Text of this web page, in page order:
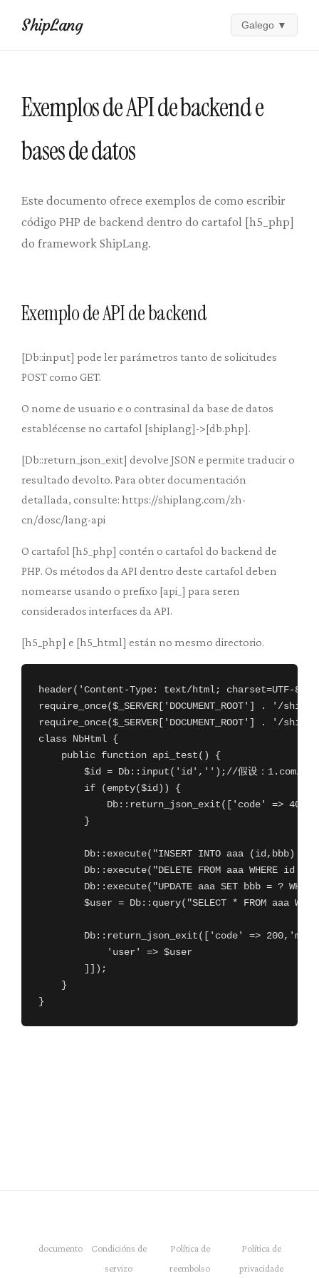
ShipLang Galego ▼
Exemplos de API de backend e
bases de datos
Este documento ofrece exemplos de como escribir
código PHP de backend dentro do cartafol [h5_php]
do framework ShipLang.
Exemplo de API de backend
[Db::input] pode ler parámetros tanto de solicitudes
POST como GET.
O nome de usuario e o contrasinal da base de datos
establécense no cartafol [shiplang]->[db.php].
[Db::return_json_exit] devolve JSON e permite traducir o
resultado devolto. Para obter documentación
detallada, consulte: https://shiplang.com/zh-
cn/dosc/lang-api
O cartafol [h5_php] contén o cartafol do backend de
PHP. Os métodos da API dentro deste cartafol deben
nomearse usando o prefixo [api_] para seren
considerados interfaces da API.
[h5_php] e [h5_html] están no mesmo directorio.
header('Content-Type: text/html; charset=UTF-8');
require_once($_SERVER['DOCUMENT_ROOT'] . '/
require_once($_SERVER['DOCUMENT_ROOT'] . '/
class NbHtml {
    public function api_test() {
$id = Db::input('id','');//假设：1.com/a/
        if (empty($id)) {
Db::return_json_exit(['code' =>
        }
Db::execute("INSERT INTO aaa (id,bbb)
Db::execute("DELETE FROM aaa WHERE id =
Db::execute("UPDATE aaa SET bbb = ?
$user = Db::query("SELECT * FROM aaa
Db::return_json_exit(['code' =>
            'user' => $user
        ]]);
    }
}
documento
Condicións de
servizo
Política de
reembolso
Política de
privacidade